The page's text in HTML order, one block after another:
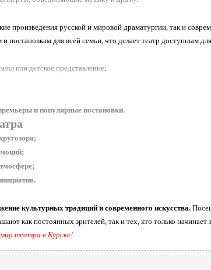
произведения русской и мировой драматургии, так и
постановкам для всей семьи, что делает театр доступным
или детское представление;
и популярные постановки.
культурных традиций и современного искусства.
как постоянных зрителей, так и тех, кто только начинает
театра в Курске!